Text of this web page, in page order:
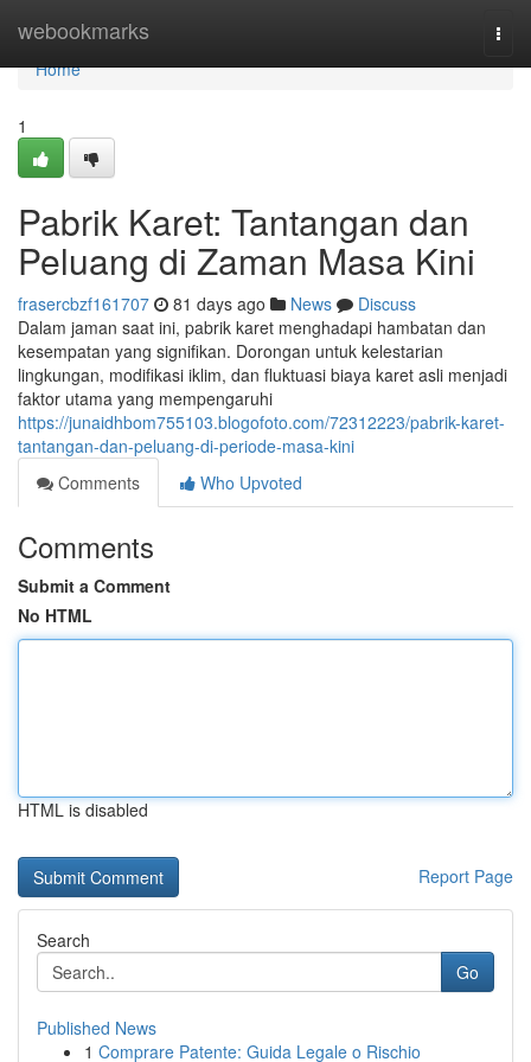
webookmarks
Home
Home
1
Pabrik Karet: Tantangan dan
Peluang di Zaman Masa Kini
frasercbzf161707 81 days ago News
Discuss
Dalam jaman saat ini, pabrik karet menghadapi hambatan dan
kesempatan yang signifikan. Dorongan untuk kelestarian
lingkungan, modifikasi iklim, dan fluktuasi biaya karet asli menjadi
faktor utama yang mempengaruhi
https://junaidhbom755103.blogofoto.com/72312223/pabrik-karet-
tantangan-dan-peluang-di-periode-masa-kini
Comments
Who Upvoted
Comments
Submit a Comment
No HTML
HTML is disabled
Report Page
Search
Go
Published News
1 Comprare Patente: Guida Legale o Rischio